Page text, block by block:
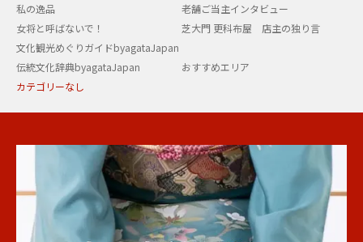
私の逸品
老舗ご当主インタビュー
女将と呼ばないで！
芝大門 更科布屋 店主の独り言
文化観光めぐりガイドbyagataJapan
伝統文化辞典byagataJapan
おすすめエリア
カテゴリーなし